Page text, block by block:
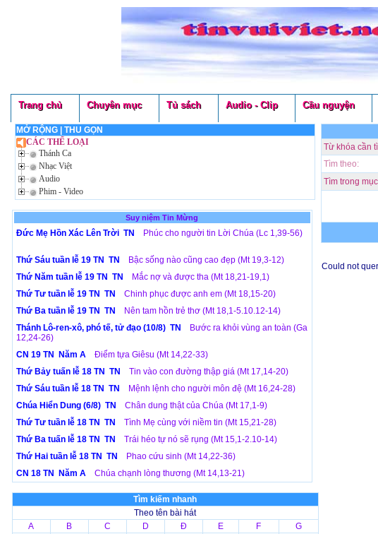
Trang chủ Chuyên mục Tủ sách Audio - Clip Cầu nguyện
MỞ RỘNG
THU GỌN
CÁC THỂ LOẠI
Thánh Ca
Nhạc Việt
Audio
Phim - Video
Suy niệm Tin Mừng
Đức Mẹ Hồn Xác Lên Trời TN Phúc cho người tin Lời Chúa (Lc 1,39-56)
Thứ Sáu tuần lễ 19 TN TN
Bậc sống nào cũng cao đẹp (Mt 19,3-12)
Thứ Năm tuần lễ 19 TN TN
Mắc nợ và được tha (Mt 18,21-19,1)
Thứ Tư tuần lễ 19 TN TN
Chinh phục được anh em (Mt 18,15-20)
Thứ Ba tuần lễ 19 TN TN
Nên tam hồn trẻ thơ (Mt 18,1-5.10.12-14)
Thánh Lô-ren-xô, phó tế, tử đạo (10/8) TN
Bước ra khỏi vùng an toàn (Ga
12,24-26)
CN 19 TN Năm A
Điểm tựa Giêsu (Mt 14,22-33)
Thứ Bảy tuấn lễ 18 TN TN
Tin vào con đường thập giá (Mt 17,14-20)
Thứ Sáu tuần lễ 18 TN TN
Mệnh lệnh cho người môn đệ (Mt 16,24-28)
Chúa Hiển Dung (6/8) TN
Chân dung thật của Chúa (Mt 17,1-9)
Thứ Tư tuần lễ 18 TN TN
Tình Mẹ cùng với niềm tin (Mt 15,21-28)
Thứ Ba tuấn lễ 18 TN TN
Trái héo tự nó sẽ rụng (Mt 15,1-2.10-14)
Thứ Hai tuần lễ 18 TN TN
Phao cứu sinh (Mt 14,22-36)
CN 18 TN Năm A
Chúa chạnh lòng thương (Mt 14,13-21)
Tìm kiếm nhanh
Theo tên bài hát
A
B C D Đ E F
G
Từ khóa cần
Tìm theo:
Tìm trong
Could not